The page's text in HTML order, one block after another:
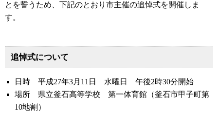
とを誓うため、下記のとおり市主催の追悼式を開催しま
す。
追悼式について
日時 平成27年3月11日 水曜日 午後2時30分開始
場所 県立釜石高等学校 第一体育館（釜石市甲子町第
10地割）